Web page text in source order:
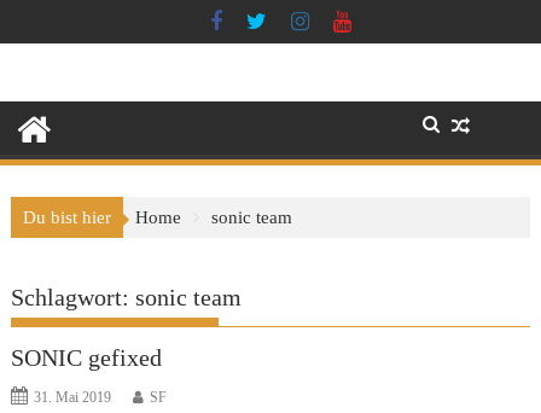
to
Du bist hier Home sonic team
Schlagwort:sonic team
SONIC gefixed
31. Mai 2019 SF